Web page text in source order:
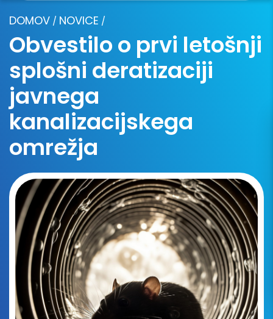
DOMOV / NOVICE /
Obvestilo o prvi letošnji
splošni deratizaciji
javnega
kanalizacijskega
omrežja